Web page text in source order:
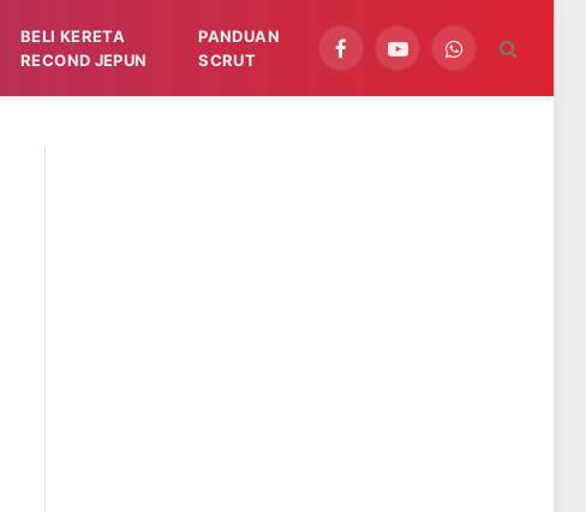
BELI KERETA
RECOND JEPUN
PANDUAN
SCRUT
FacebookYouTubeWhatsApp